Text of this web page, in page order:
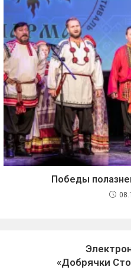
Победы
«Добрячки